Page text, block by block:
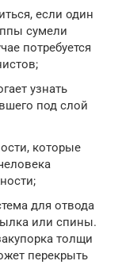
если один
сумели
потребуется
узнать
под слой
которые
для отвода
или спины.
толщи
перекрыть